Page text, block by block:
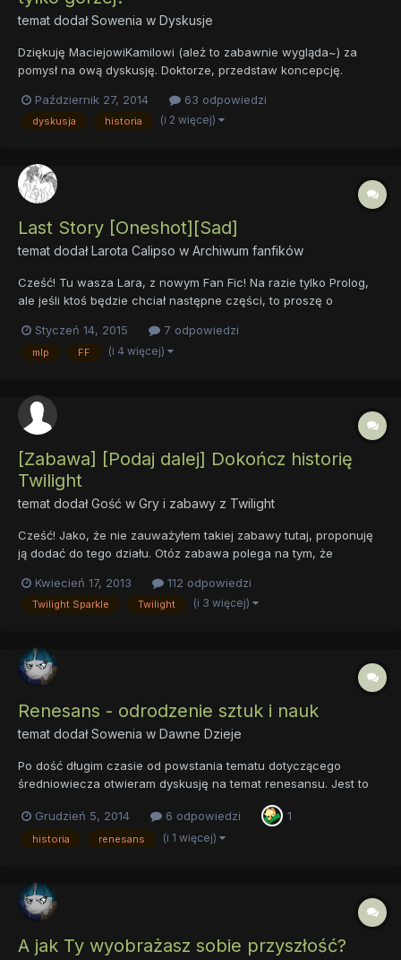
temat dodałSowenia w Dyskusje
Dziękuję MaciejowiKamilowi (ależ to zabawnie wygląda~) za
pomysł na ową dyskusję. Doktorze, przedstaw koncepcję.
przyszłość można zmienić. Nie ja oczywiście. Gdybym ja to zrobił
to bym naraził wszystkich na niebezpieczeństwo....
Październik 27, 2014 63 odpowiedzi
dyskusja historia (i 2 więcej)
Last Story [Oneshot][Sad]
temat dodałLarota Calipso w Archiwum fanfików
Cześć! Tu wasza Lara, z nowym Fan Fic! Na razie tylko Prolog,
ale jeśli ktoś będzie chciał następne części, to proszę o
zwyczajnie normalny dzień. Słońce świeciło, ptaki śpiewały.
Udało mi się nawet podejść do jednego...
Styczeń 14, 2015 7 odpowiedzi
mlp FF (i 4 więcej)
[Zabawa] [Podaj dalej] Dokończ historię
Twilight
temat dodał Gość w Gry i zabawy z Twilight
Cześć! Jako, że nie zauważyłem takiej zabawy tutaj, proponuję
ją dodać do tego działu. Otóz zabawa polega na tym, że
kropeczkami, aby mógł je dokończyć następny użytkownik
forum Regulamin : - Nie piszemy wiadomości, które są jakimiś
Kwiecień 17, 2013 112 odpowiedzi
Twilight Sparkle Twilight (i 3 więcej)
Renesans - odrodzenie sztuk i nauk
temat dodałSowenia w Dawne Dzieje
Po dość długim czasie od powstania tematu dotyczącego
średniowiecza otwieram dyskusję na temat renesansu. Jest to
i pogłębiać wiedzę. Mroczne czasy zacofania i intelektualnego
dna odeszły w niepamięć. Teraz to wiedza była prioryt...
Grudzień 5, 2014 6 odpowiedzi 1
historia renesans (i 1 więcej)
A jak Ty wyobrażasz sobie przyszłość?